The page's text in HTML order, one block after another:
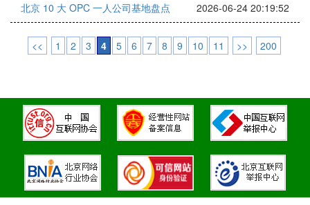
北京 10 大 OPC 一人公司基地盘点
2026-06-24 20:19:52
<< 1 2 3 4 5 6 7 8 9 10 11 >> 200